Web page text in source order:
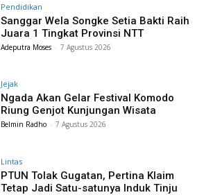
Pendidikan
Sanggar Wela Songke Setia Bakti Raih
Juara 1 Tingkat Provinsi NTT
Adeputra Moses - 7 Agustus 2026
Jejak
Ngada Akan Gelar Festival Komodo
Riung Genjot Kunjungan Wisata
Belmin Radho - 7 Agustus 2026
Lintas
PTUN Tolak Gugatan, Pertina Klaim
Tetap Jadi Satu-satunya Induk Tinju